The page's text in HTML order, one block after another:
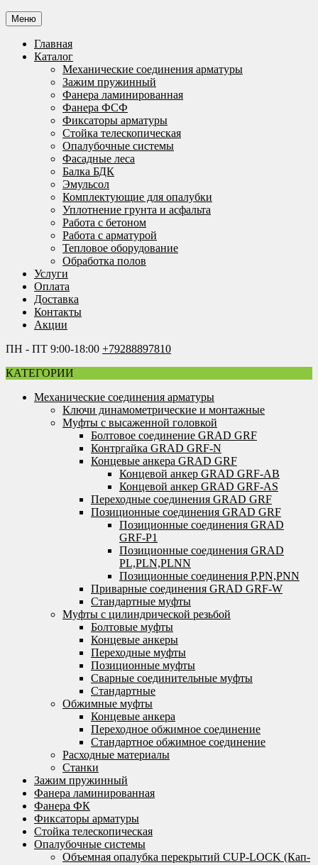
Меню
Главная
Каталог
Механические соединения арматуры
Зажим пружинный
Фанера ламинированная
Фанера ФСФ
Фиксаторы арматуры
Стойка телескопическая
Опалубочные системы
Фасадные леса
Балка БДК
Эмульсол
Комплектующие для опалубки
Уплотнение грунта и асфальта
Работа с бетоном
Работа с арматурой
Тепловое оборудование
Обработка полов
Услуги
Оплата
Доставка
Контакты
Акции
ПН - ПТ 9:00-18:00 +79288897810
КАТЕГОРИИ
Механические соединения арматуры
Ключи динамометрические и монтажные
Муфты с высаженной головкой
Болтовое соединение GRAD GRF
Контргайка GRAD GRF-N
Концевые анкера GRAD GRF
Концевой анкер GRAD GRF-AB
Концевой анкер GRAD GRF-AS
Переходные соединения GRAD GRF
Позиционные соединения GRAD GRF
Позиционные соединения GRAD
GRF-P1
Позиционные соединения GRAD
PL,PLN,PLNN
Позиционные соединения P,PN,PNN
Приварные соединения GRAD GRF-W
Стандартные муфты
Муфты с цилиндрической резьбой
Болтовые муфты
Концевые анкеры
Переходные муфты
Позиционные муфты
Сварные соединительные муфты
Стандартные
Обжимные муфты
Концевые анкера
Переходное обжимное соединение
Стандартное обжимное соединение
Расходные материалы
Станки
Зажим пружинный
Фанера ламинированная
Фанера ФК
Фиксаторы арматуры
Стойка телескопическая
Опалубочные системы
Объемная опалубка перекрытий CUP-LOCK (Кап-